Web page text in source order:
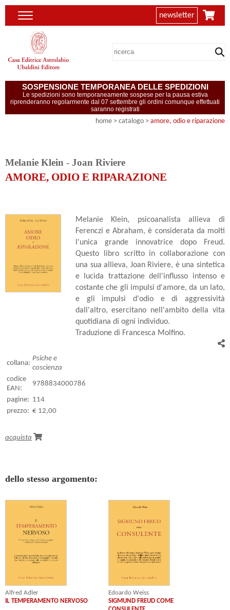
newsletter
SOSPENSIONE TEMPORANEA DELLE SPEDIZIONI
Le spedizioni sono temporaneamente sospese per la pausa estiva
riprenderanno regolarmente dal 07 settembre gli ordini comunque effettuati
saranno registrati
home > catalogo > amore, odio e riparazione
Melanie Klein - Joan Riviere
AMORE, ODIO E RIPARAZIONE
Melanie Klein, psicoanalista allieva di
Ferenczi e Abraham, è considerata da molti
l'unica grande innovatrice dopo Freud.
Questo libro scritto in collaborazione con
una sua allieva, Joan Riviere, è una sintetica
e lucida trattazione dell'influsso intenso e
costante che gli impulsi d'amore, da un lato,
e gli impulsi d'odio e di aggressività
dall'altro, esercitano nell'ambito della vita
quotidiana di ogni individuo.
Traduzione di Francesca Molfino.
collana:
Psiche e
coscienza
codice
EAN:
9788834000786
pagine: 114
prezzo: € 12,00
acquista
dello stesso argomento:
Alfred Adler
IL TEMPERAMENTO NERVOSO
Edoardo Weiss
SIGMUND FREUD COME